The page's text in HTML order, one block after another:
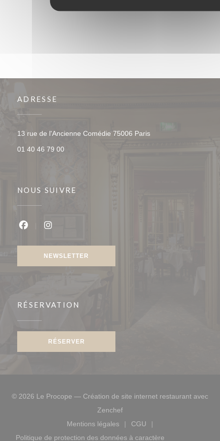
ADRESSE
13 rue de l'Ancienne Comédie 75006 Paris((ouvre une nouvelle
01 40 46 79 00
NOUS SUIVRE
NEWSLETTER
RÉSERVATION
RÉSERVER
© 2026 Le Procope — Création de site internet restaurant avec
Zenchef((ouvre une nouvelle fenêtre))
Mentions légales
((ouvre une nouvelle fenêtre))
CGU
((ouvre une nouvelle
Politique de protection des données à caractère